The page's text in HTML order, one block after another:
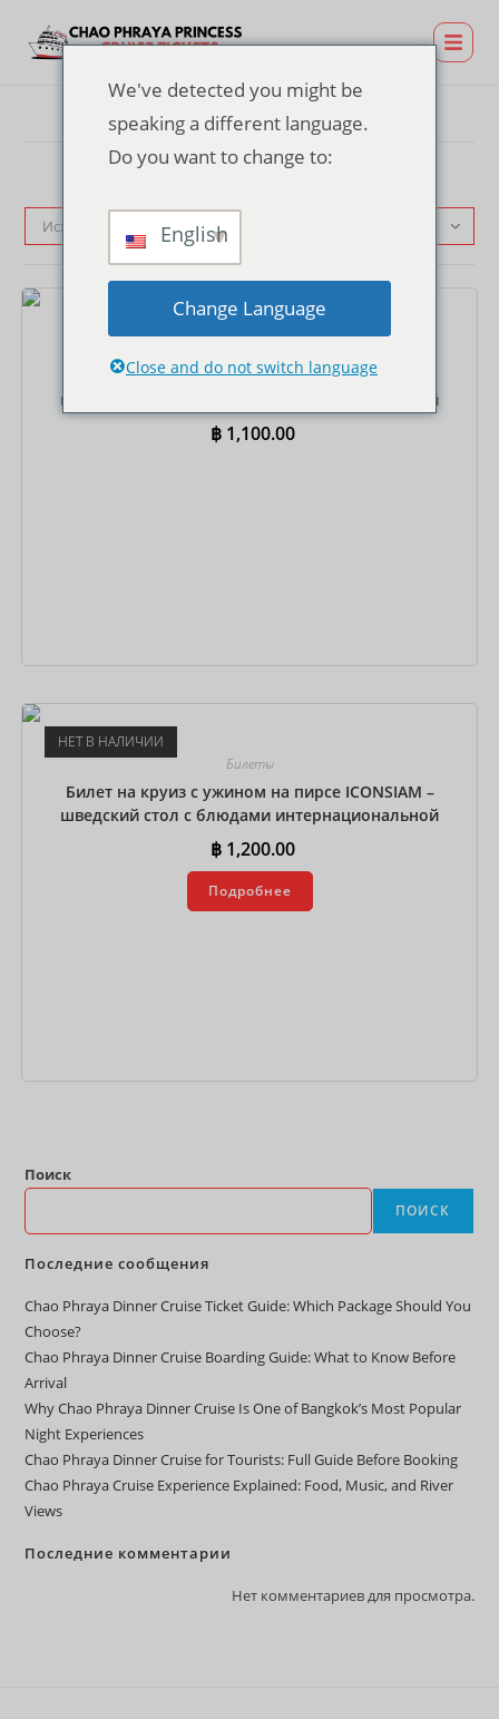
Исходная сортировка
Билет на круиз с ужином на пирсе ICONSIAM –
шведский стол с блюдами интернациональной
кухни
฿ 1,100.00
В корзину
НЕТ В НАЛИЧИИ
Билеты
Билет на круиз с ужином на пирсе ICONSIAM –
шведский стол с блюдами интернациональной
кухни
฿ 1,200.00
Подробнее
Поиск
ПОИСК
Последние сообщения
Chao Phraya Dinner Cruise Ticket Guide: Which Package Should You
Choose?
Chao Phraya Dinner Cruise Boarding Guide: What to Know Before
Arrival
Why Chao Phraya Dinner Cruise Is One of Bangkok’s Most Popular
Night Experiences
Chao Phraya Dinner Cruise for Tourists: Full Guide Before Booking
Chao Phraya Cruise Experience Explained: Food, Music, and River
Views
Последние комментарии
Нет комментариев для просмотра.
We've detected you might be
speaking a different language.
Do you want to change to:
English
Change Language
Close and do not switch language